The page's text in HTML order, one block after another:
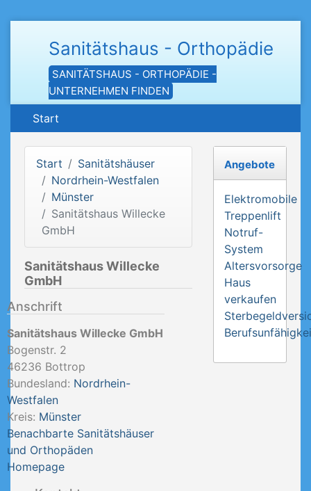
Sanitätshaus - Orthopädie
SANITÄTSHAUS - ORTHOPÄDIE -
UNTERNEHMEN FINDEN
Start
Start
Sanitätshäuser
Nordrhein-Westfalen
Münster
Sanitätshaus Willecke
GmbH
Sanitätshaus Willecke
GmbH
Anschrift
Sanitätshaus Willecke GmbH
Bogenstr. 2
46236 Bottrop
Bundesland: Nordrhein-
Westfalen
Kreis: Münster
Benachbarte Sanitätshäuser
und Orthopäden
Homepage
Angebote
Elektromobile
Treppenlift
Notruf-
System
Altersvorsorge
Haus
verkaufen